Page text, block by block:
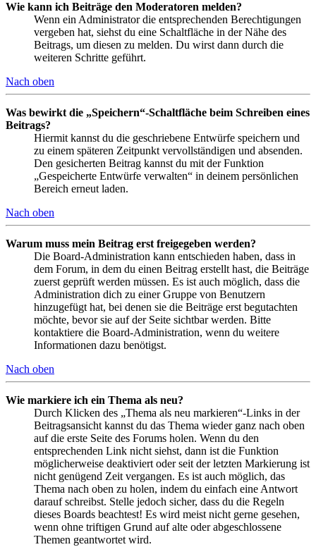
Wie kann ich Beiträge den Moderatoren melden?
Wenn ein Administrator die entsprechenden Berechtigungen
vergeben hat, siehst du eine Schaltfläche in der Nähe des
Beitrags, um diesen zu melden. Du wirst dann durch die
weiteren Schritte geführt.
Nach oben
Was bewirkt die „Speichern“-Schaltfläche beim Schreiben eines
Beitrags?
Hiermit kannst du die geschriebene Entwürfe speichern und
zu einem späteren Zeitpunkt vervollständigen und absenden.
Den gesicherten Beitrag kannst du mit der Funktion
„Gespeicherte Entwürfe verwalten“ in deinem persönlichen
Bereich erneut laden.
Nach oben
Warum muss mein Beitrag erst freigegeben werden?
Die Board-Administration kann entschieden haben, dass in
dem Forum, in dem du einen Beitrag erstellt hast, die Beiträge
zuerst geprüft werden müssen. Es ist auch möglich, dass die
Administration dich zu einer Gruppe von Benutzern
hinzugefügt hat, bei denen sie die Beiträge erst begutachten
möchte, bevor sie auf der Seite sichtbar werden. Bitte
kontaktiere die Board-Administration, wenn du weitere
Informationen dazu benötigst.
Nach oben
Wie markiere ich ein Thema als neu?
Durch Klicken des „Thema als neu markieren“-Links in der
Beitragsansicht kannst du das Thema wieder ganz nach oben
auf die erste Seite des Forums holen. Wenn du den
entsprechenden Link nicht siehst, dann ist die Funktion
möglicherweise deaktiviert oder seit der letzten Markierung ist
nicht genügend Zeit vergangen. Es ist auch möglich, das
Thema nach oben zu holen, indem du einfach eine Antwort
darauf schreibst. Stelle jedoch sicher, dass du die Regeln
dieses Boards beachtest! Es wird meist nicht gerne gesehen,
wenn ohne triftigen Grund auf alte oder abgeschlossene
Themen geantwortet wird.